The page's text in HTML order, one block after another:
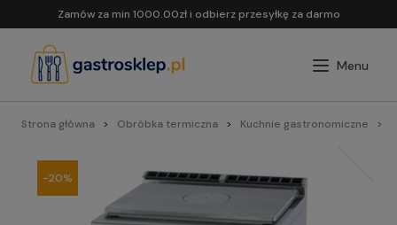
Zamów za min 1000.00zł i odbierz przesyłkę za darmo
Strona główna Obróbka termiczna Kuchnie gastronomiczne
-20%